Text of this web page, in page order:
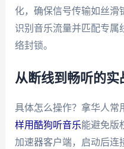
化，确保信号传输如丝滑
识别音乐流量并匹配专属
络封锁。
从断线到畅听的实
具体怎么操作？拿华人常
样用酷狗听音乐能避免版
加速器客户端，启动后